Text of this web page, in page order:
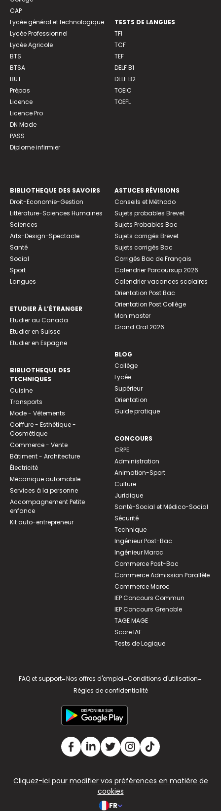
CAP
Lycée général et technologique
Lycée Professionnel
Lycée Agricole
BTS
BTSA
BUT
Prépas
Licence
Licence Pro
DN Made
PASS
Diplome infirmier
TESTS DE LANGUES
TFI
TCF
TEF
DELF B1
DELF B2
TOEIC
TOEFL
BIBLIOTHEQUE DES SAVOIRS
Droit-Economie-Gestion
Littérature-Sciences Humaines
Sciences
Arts-Design-Spectacle
Santé
Social
Sport
Langues
ETUDIER À L’ÉTRANGER
Etudier au Canada
Etudier en Suisse
Etudier en Espagne
BIBLIOTHEQUE DES
TECHNIQUES
Cuisine
Transports
Mode - Vêtements
Coiffure - Esthétique -
Cosmétique
Commerce - Vente
Bâtiment - Architecture
Électricité
Mécanique automobile
Services à la personne
Accompagnement Petite
enfance
Kit auto-entrepreneur
ASTUCES RÉVISIONS
Conseils et Méthodo
Sujets probables Brevet
Sujets Probables Bac
Sujets corrigés Brevet
Sujets corrigés Bac
Corrigés Bac de Français
Calendrier Parcoursup 2026
Calendrier vacances scolaires
Orientation Post Bac
Orientation Post Collège
Mon master
Grand Oral 2026
BLOG
Collège
Lycée
Supérieur
Orientation
Guide pratique
CONCOURS
CRPE
Administration
Animation-Sport
Culture
Juridique
Santé-Social et Médico-Social
Sécurité
Technique
Ingénieur Post-Bac
Ingénieur Maroc
Commerce Post-Bac
Commerce Admission Parallèle
Commerce Maroc
IEP Concours Commun
IEP Concours Grenoble
TAGE MAGE
Score IAE
Tests de Logique
FAQ et support-Nos offres d'emploi-Conditions d'utilisation-
Règles de confidentialité
Cliquez-ici pour modifier vos préférences en matière de
cookies
FR